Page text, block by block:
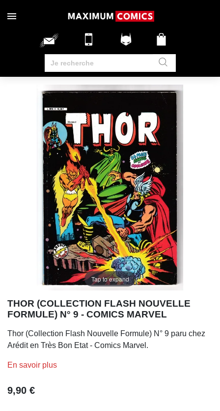
Tap to expand
THOR (COLLECTION FLASH NOUVELLE
FORMULE) N° 9 - COMICS MARVEL
Thor (Collection Flash Nouvelle Formule) N° 9 paru chez
Arédit en Très Bon Etat - Comics Marvel.
En savoir plus
9,90 €